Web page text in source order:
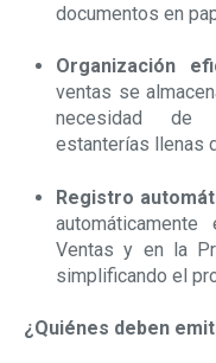
documentos en
Organización
ventas se
necesidad de
estanterías llenas
Registro
Ventas y en la
simplificando el
¿Quiénes deben